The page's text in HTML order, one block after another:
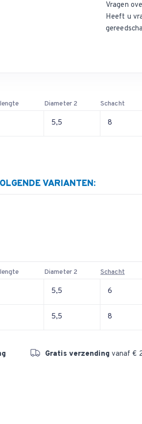
Vragen
Heeft u
Diameter 2 Schacht
5,5 8
VARIANTEN:
Diameter 2 Schacht
5,5 6
5,5 8
Gratis verzending vanaf €